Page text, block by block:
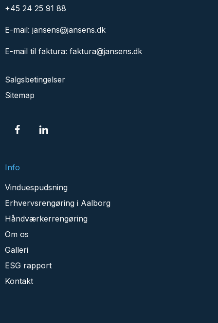
+45 24 25 91 88
E-mail: jansens@jansens.dk
E-mail til faktura: faktura@jansens.dk
Salgsbetingelser
Sitemap
Info
Vinduespudsning
Erhvervsrengøring i Aalborg
Håndværkerrengøring
Om os
Galleri
ESG rapport
Kontakt